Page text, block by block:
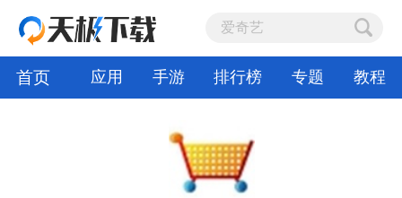
首页 应用 手游 排行榜 专题 教程